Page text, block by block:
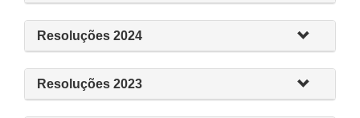
Resoluções 2024
Resoluções 2023